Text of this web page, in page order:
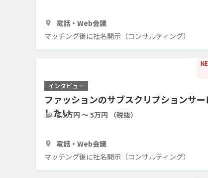
電話・Web会議
マッチング後に社名開示（コンサルティング）
インタビュー
ファッションのサブスクリプションサ
したい
2.5万円 〜 5万円 （税抜）
電話・Web会議
マッチング後に社名開示（コンサルティング）